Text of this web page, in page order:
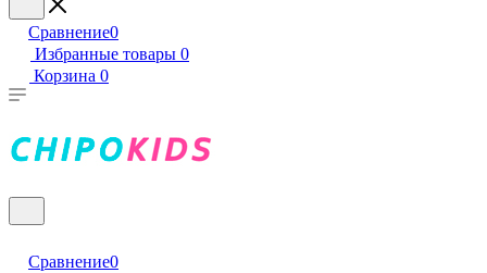
Сравнение0
Избранные товары 0
Корзина 0
Сравнение0